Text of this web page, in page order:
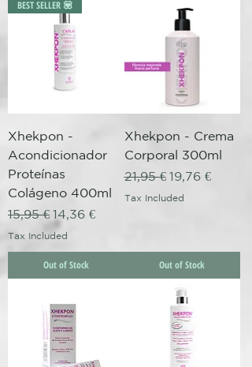
BEST SELLER 💟
Xhekpon -
Acondicionador
Proteínas
Colágeno 400ml
Regular Price
15,95 € Sale Price
14,36 €
Tax Included
Out of Stock
Xhekpon - Crema
Corporal 300ml
Regular Price
21,95 € Sale Price
19,76 €
Tax Included
Out of Stock